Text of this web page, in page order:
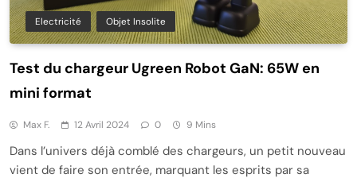
Electricité Objet Insolite
Test du chargeur Ugreen Robot GaN: 65W en
mini format
Max F. 12 Avril 2024 0 9 Mins
Dans l’univers déjà comblé des chargeurs, un petit nouveau
vient de faire son entrée, marquant les esprits par sa